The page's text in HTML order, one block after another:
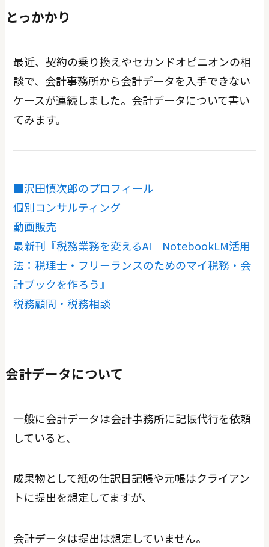
とっかかり
最近、契約の乗り換えやセカンドオピニオンの相
談で、会計事務所から会計データを入手できない
ケースが連続しました。会計データについて書い
てみます。
■沢田慎次郎のプロフィール
個別コンサルティング
動画販売
最新刊『税務業務を変えるAI NotebookLM活用
法：税理士・フリーランスのためのマイ税務・会
計ブックを作ろう』
税務顧問・税務相談
会計データについて
一般に会計データは会計事務所に記帳代行を依頼
していると、
成果物として紙の仕訳日記帳や元帳はクライアン
トに提出を想定してますが、
会計データは提出は想定していません。